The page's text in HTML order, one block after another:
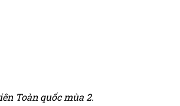
Toàn quốc mùa 2.